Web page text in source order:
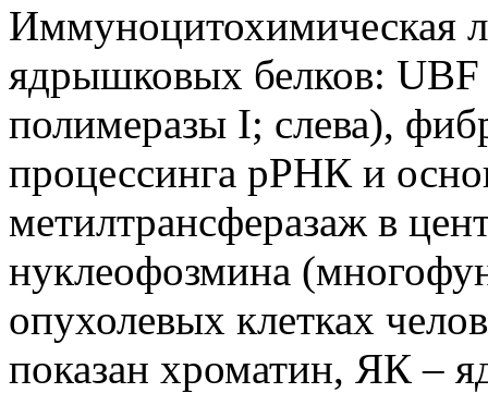
Иммуноцитохимическая
ядрышковых белков:
полимеразы I; слева),
процессинга рРНК и
метилтрансферазаж в
нуклеофозмина
опухолевых клетках
показан хроматин, ЯК–